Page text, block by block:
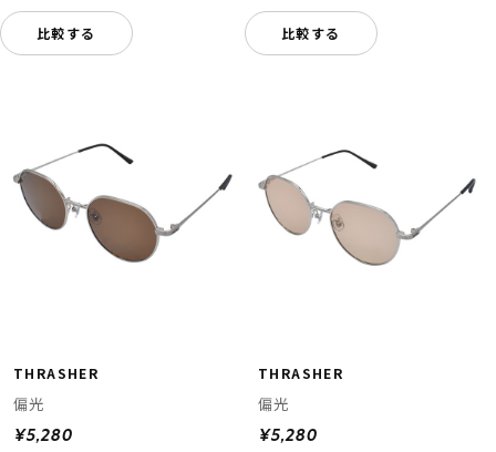
比較する 比較する
THRASHER
偏光
¥5,280
THRASHER
偏光
¥5,280